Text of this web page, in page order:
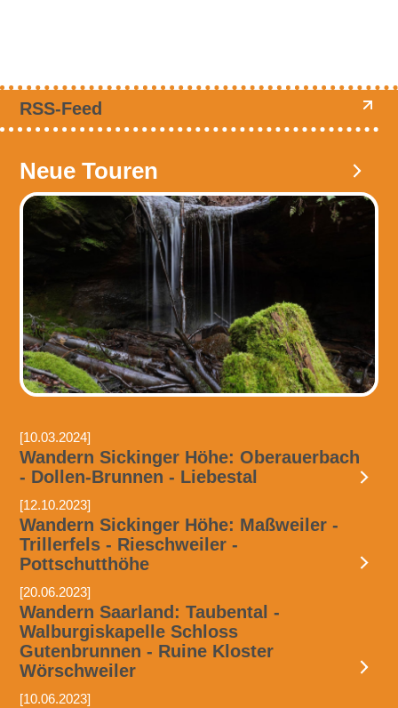
RSS-Feed
Neue Touren
[10.03.2024]
Wandern Sickinger Höhe: Oberauerbach
- Dollen-Brunnen - Liebestal
[12.10.2023]
Wandern Sickinger Höhe: Maßweiler -
Trillerfels - Rieschweiler -
Pottschutthöhe
[20.06.2023]
Wandern Saarland: Taubental -
Walburgiskapelle Schloss
Gutenbrunnen - Ruine Kloster
Wörschweiler
[10.06.2023]